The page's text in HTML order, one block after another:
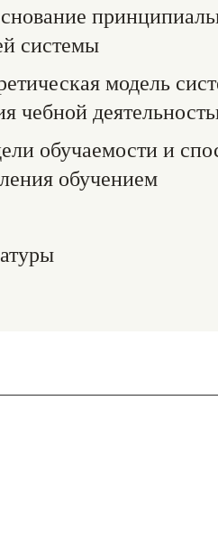
системы
модель
чебной
обучаемости и
обучением